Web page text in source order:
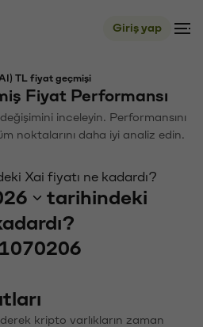
Giriş yap
TL fiyat geçmişi
Fiyat Performansı
inceleyin. Performansını
noktalarını daha iyi analiz edin.
Xai fiyatı ne kadardı?
tarihindeki
kripto varlıkların zaman